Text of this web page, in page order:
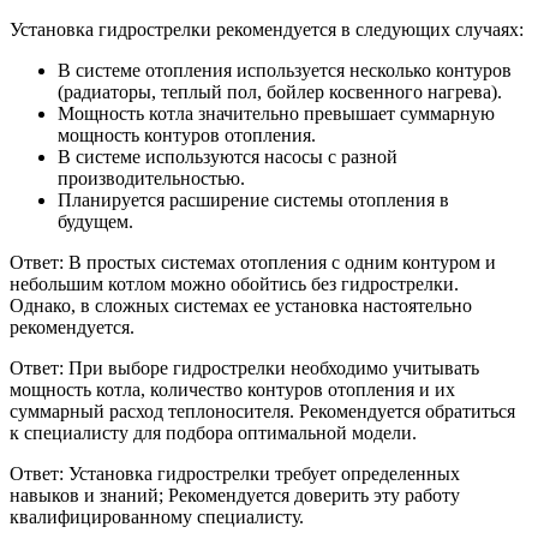
Установка гидрострелки рекомендуется в следующих случаях:
В системе отопления используется несколько контуров
(радиаторы, теплый пол, бойлер косвенного нагрева).
Мощность котла значительно превышает суммарную
мощность контуров отопления.
В системе используются насосы с разной
производительностью.
Планируется расширение системы отопления в
будущем.
Ответ: В простых системах отопления с одним контуром и
небольшим котлом можно обойтись без гидрострелки.
Однако, в сложных системах ее установка настоятельно
рекомендуется.
Ответ: При выборе гидрострелки необходимо учитывать
мощность котла, количество контуров отопления и их
суммарный расход теплоносителя. Рекомендуется обратиться
к специалисту для подбора оптимальной модели.
Ответ: Установка гидрострелки требует определенных
навыков и знаний; Рекомендуется доверить эту работу
квалифицированному специалисту.